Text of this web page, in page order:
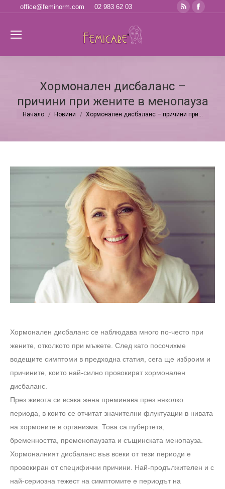
office@feminorm.com 02 983 62 03
Rss
new new
Хормонален дисбаланс –
причини при жените в менопауза
You are here:
Начало Новини Хормонален дисбаланс – причини при…
Хормонален дисбаланс се наблюдава много по-често при
жените, отколкото при мъжете. След като посочихме
водещите симптоми в предходна статия, сега ще изброим и
причините, които най-силно провокират хормонален
дисбаланс.
През живота си всяка жена преминава през няколко
периода, в които се отчитат значителни флуктуации в нивата
на хормоните в организма. Това са пубертета,
бременността, пременопаузата и същинската менопауза.
Хормоналният дисбаланс във всеки от тези периоди е
провокиран от специфични причини. Най-продължителен и с
най-сериозна тежест на симптомите е периодът на